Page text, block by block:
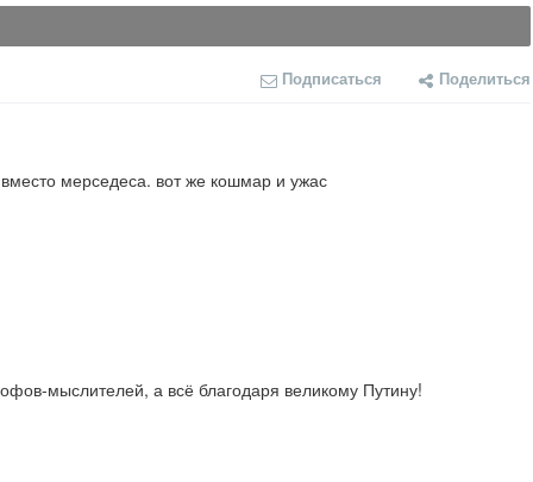
Подписаться Поделиться
мерседеса. вот же кошмар и ужас
мыслителей, а всё благодаря великому Путину!